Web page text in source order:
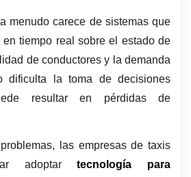
menudo carece de sistemas que
en tiempo real sobre el estado de
de conductores y la demanda
dificulta la toma de decisiones
resultar en pérdidas de
las empresas de taxis
adoptar tecnología para